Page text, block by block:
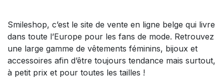
Smileshop, c’est le site de vente en ligne belge qui livre
dans toute l’Europe pour les fans de mode. Retrouvez
une large gamme de vêtements féminins, bijoux et
accessoires afin d’être toujours tendance mais surtout,
à petit prix et pour toutes les tailles !